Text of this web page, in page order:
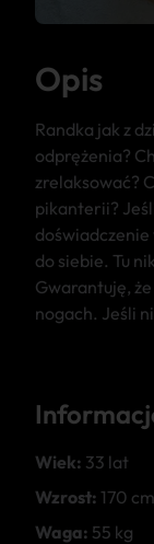
Opis
Randka jak z
odprężenia?
zrelaksować?
pikanterii?
do siebie. Tu
Gwarantuję,
nogach. Jeśli
Wiek: 33 lat
Wzrost: 170 cm
Waga: 55 kg